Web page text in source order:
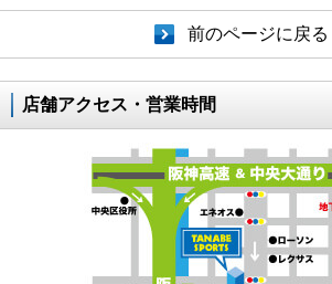
前のページに戻る
店舗アクセス・営業時間